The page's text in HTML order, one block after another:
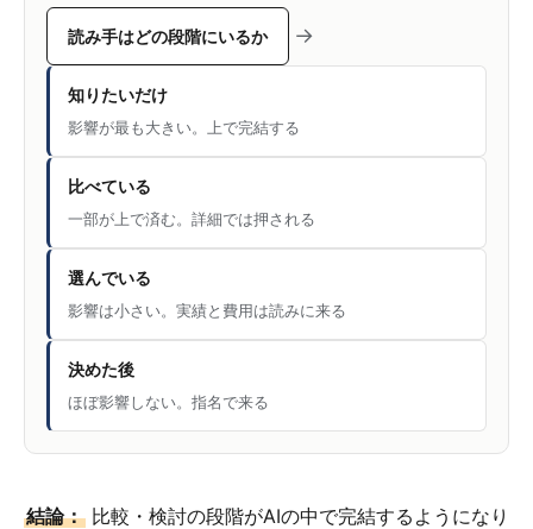
読み手はどの段階にいるか →
知りたいだけ
影響が最も大きい。上で完結する
比べている
一部が上で済む。詳細では押される
選んでいる
影響は小さい。実績と費用は読みに来る
決めた後
ほぼ影響しない。指名で来る
結論： 比較・検討の段階がAIの中で完結するようになり